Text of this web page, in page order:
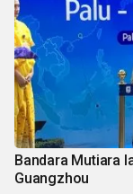
Bandara Mutiara
Guangzhou